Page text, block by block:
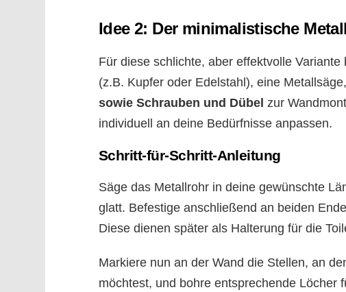
Idee 2: Der minimalistische
Für diese schlichte, aber effektvolle Variante
(z.B. Kupfer oder Edelstahl), eine
sowie Schrauben und Dübel zur
individuell an deine Bedürfnisse anpassen.
Schritt-für-Schritt-Anleitung
Säge das Metallrohr in deine gewünschte
glatt. Befestige anschließend an beiden
Diese dienen später als Halterung für die
Markiere nun an der Wand die Stellen, an
möchtest, und bohre entsprechende Löcher